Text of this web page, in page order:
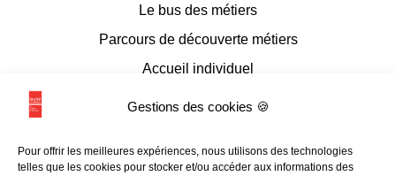
Gestions des cookies 🍪
Pour offrir les meilleures expériences, nous utilisons des technologies
telles que les cookies pour stocker et/ou accéder aux informations des
Le bus des métiers
Parcours de découverte métiers
Accueil individuel
Accueil en conseil numérique
Espace documentaire et multimédia